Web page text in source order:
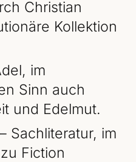
Christian
Kollektion
im
Sinn auch
und Edelmut.
Sachliteratur, im
Fiction